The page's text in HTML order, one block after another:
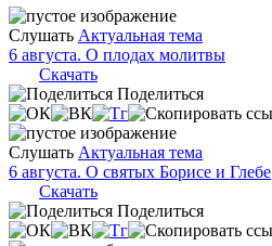
Слушать Актуальная тема
6 августа. О плодах молитвы
Скачать
Поделиться
Слушать Актуальная тема
6 августа. О святых Борисе и Глебе
Скачать
Поделиться